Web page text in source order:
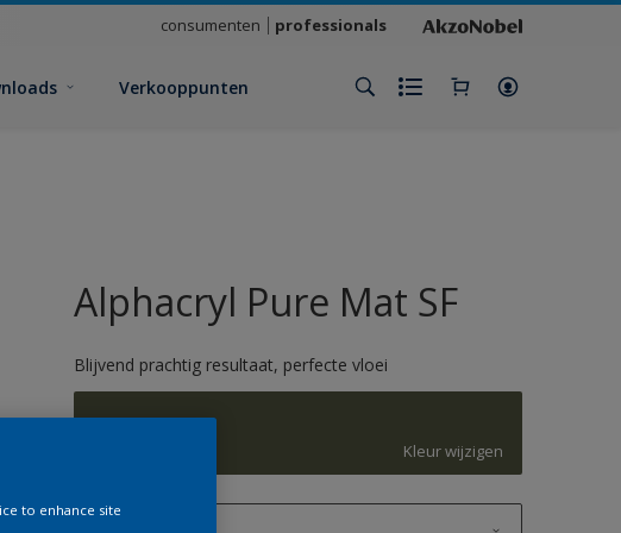
consumenten professionals
Verkooppunten
Alphacryl Pure Mat SF
Blijvend prachtig resultaat, perfecte vloei
6003
Kleur wijzigen
to enhance site